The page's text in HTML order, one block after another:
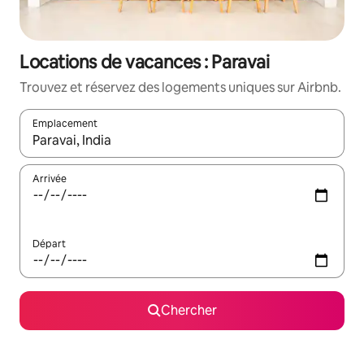
Locations de vacances : Paravai
Trouvez et réservez des logements uniques sur Airbnb.
Emplacement
Quand les résultats sont affichés, parcourez-les en utilisant
Arrivée
Départ
Chercher